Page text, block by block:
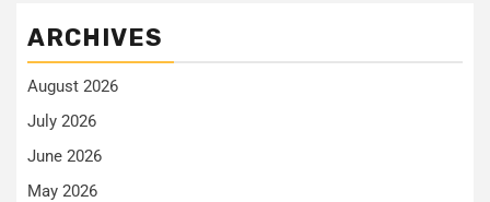
ARCHIVES
August 2026
July 2026
June 2026
May 2026